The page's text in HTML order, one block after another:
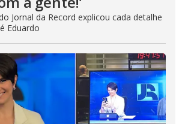
Jornal da Record explicou cada detalhe
Eduardo